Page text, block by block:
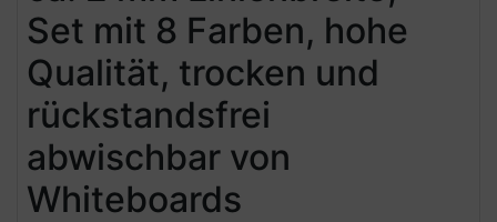
Set mit 8 Farben, hohe
Qualität, trocken und
rückstandsfrei
abwischbar von
Whiteboards